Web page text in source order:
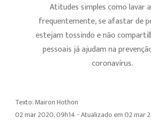
Atitudes simples como lavar
frequentemente, se afastar de
estejam tossindo e não
pessoais já ajudam na
coronavírus.
Texto: Mairon Hothon
02 mar 2020, 09h14 - Atualizado em 02 mar